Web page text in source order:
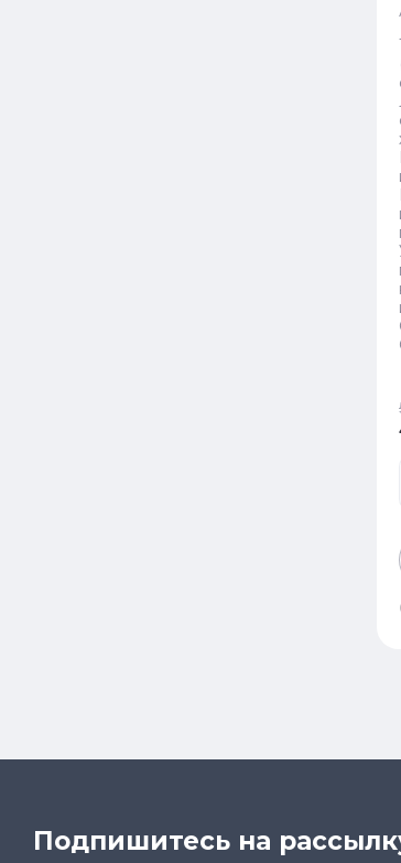
Подпишитесь на